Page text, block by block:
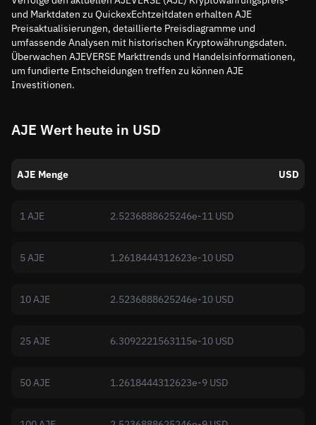
und Marktdaten zu QuickexEchtzeitdaten erhalten AJE
Preisaktualisierungen, detaillierte Preisdiagramme und
umfassende Analysen mit historischen Kryptowährungsdaten.
Überwachen AJEVERSE Markttrends und Handelsinformationen,
um fundierte Entscheidungen treffen zu können AJE
Investitionen.
AJE Wert heute in USD
AJE Menge USD
1 AJE 2.5236888625246e-11 USD
5 AJE 1.2618444312623e-10 USD
10 AJE 2.5236888625246e-10 USD
25 AJE 6.3092221563115e-10 USD
50 AJE 1.2618444312623e-9 USD